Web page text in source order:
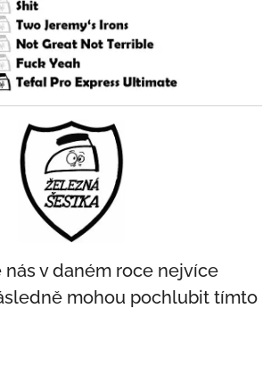
nás v daném roce nejvíce
mohou pochlubit tímto